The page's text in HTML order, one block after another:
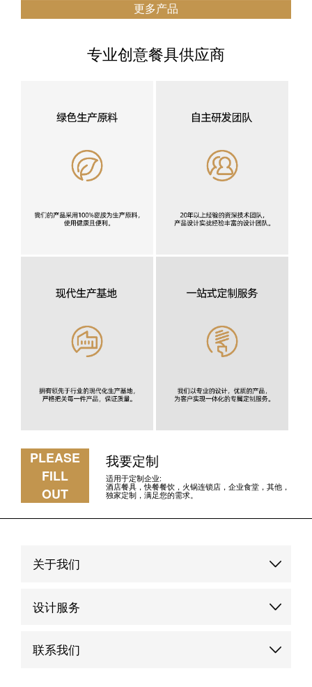
更多产品
专业创意餐具供应商
PLEASE
FILL
OUT
我要定制
适用于定制企业:
酒店餐具，快餐餐饮，火锅连锁店，企业食堂，其他，
独家定制，满足您的需求。
关于我们
品牌故事
设计服务
定制服务
联系我们